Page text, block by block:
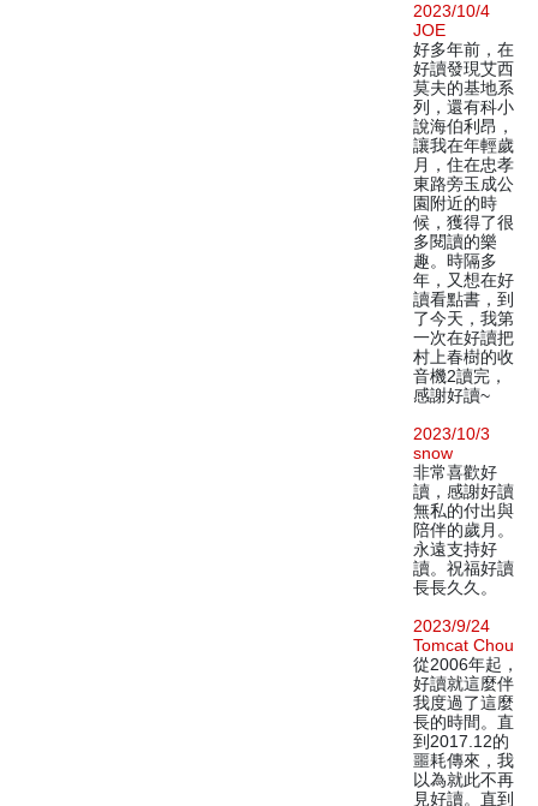
2023/10/4
JOE
好多年前，在
好讀發現艾西
莫夫的基地系
列，還有科小
說海伯利昂，
讓我在年輕歲
月，住在忠孝
東路旁玉成公
園附近的時
候，獲得了很
多閱讀的樂
趣。時隔多
年，又想在好
讀看點書，到
了今天，我第
一次在好讀把
村上春樹的收
音機2讀完，
感謝好讀~
2023/10/3
snow
非常喜歡好
讀，感謝好讀
無私的付出與
陪伴的歲月。
永遠支持好
讀。祝福好讀
長長久久。
2023/9/24
Tomcat Chou
從2006年起，
好讀就這麼伴
我度過了這麼
長的時間。直
到2017.12的
噩耗傳來，我
以為就此不再
見好讀。直到